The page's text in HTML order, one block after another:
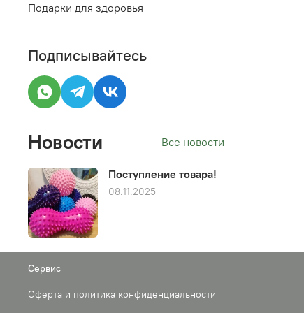
Подарки для здоровья
Подписывайтесь
Новости Все новости
Поступление товара!
08.11.2025
Сервис
Оферта и политика конфиденциальности